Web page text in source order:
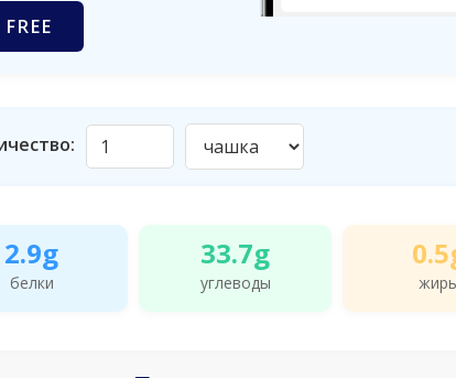
2.9g
белки
33.7g
углеводы